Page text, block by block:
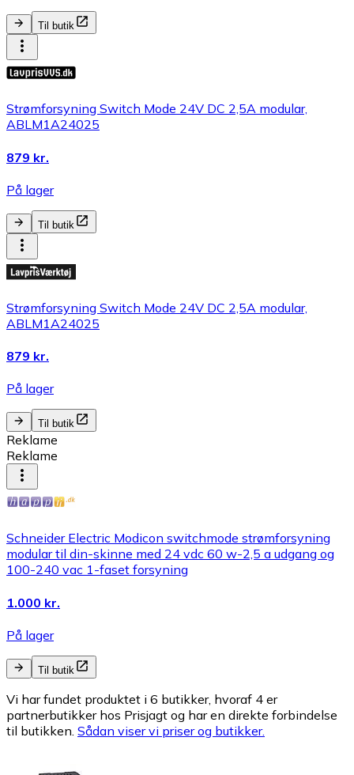
Til butik
Strømforsyning Switch Mode 24V DC 2,5A modular,
ABLM1A24025
879 kr.
På lager
Til butik
Strømforsyning Switch Mode 24V DC 2,5A modular,
ABLM1A24025
879 kr.
På lager
Til butik
Reklame
Reklame
Schneider Electric Modicon switchmode strømforsyning
modular til din-skinne med 24 vdc 60 w-2,5 a udgang og
100-240 vac 1-faset forsyning
1.000 kr.
På lager
Til butik
Vi har fundet produktet i 6 butikker, hvoraf 4 er
partnerbutikker hos Prisjagt og har en direkte forbindelse
til butikken. Sådan viser vi priser og butikker.